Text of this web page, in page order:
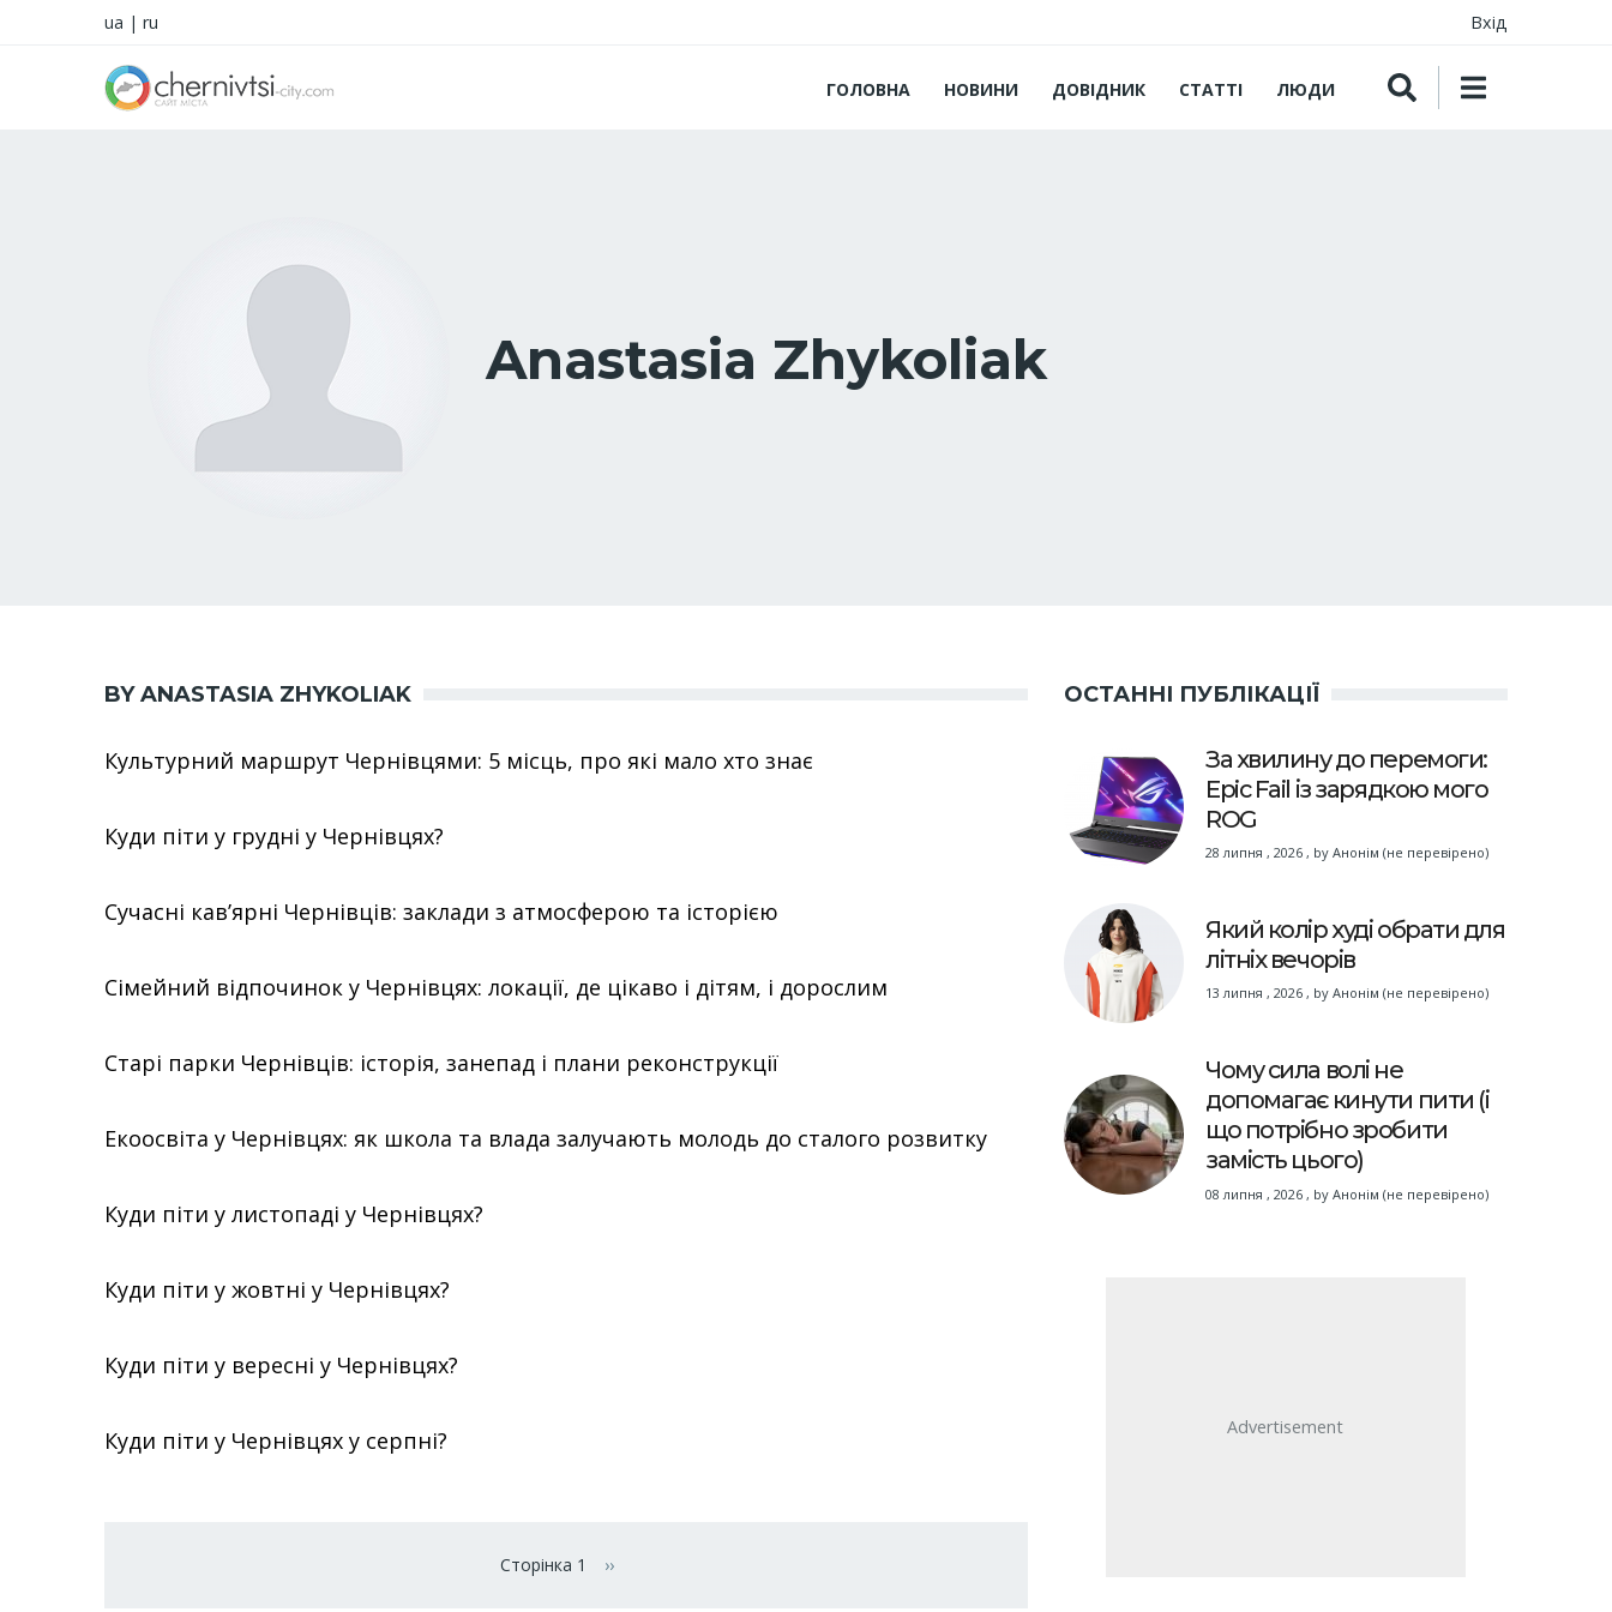
ua | ru Вхід
ГОЛОВНА НОВИНИ ДОВІДНИК СТАТТІ ЛЮДИ
Anastasia Zhykoliak
BY ANASTASIA ZHYKOLIAK
Культурний маршрут Чернівцями: 5 місць, про які мало хто знає
Куди піти у грудні у Чернівцях?
Сучасні кав’ярні Чернівців: заклади з атмосферою та історією
Сімейний відпочинок у Чернівцях: локації, де цікаво і дітям, і дорослим
Старі парки Чернівців: історія, занепад і плани реконструкції
Екоосвіта у Чернівцях: як школа та влада залучають молодь до сталого розвитку
Куди піти у листопаді у Чернівцях?
Куди піти у жовтні у Чернівцях?
Куди піти у вересні у Чернівцях?
Куди піти у Чернівцях у серпні?
Сторінка 1 Наступна сторінка
››
ОСТАННІ ПУБЛІКАЦІЇ
За хвилину до перемоги:
Epic Fail із зарядкою мого
ROG
28 липня , 2026 , by Анонім (не перевірено)
Який колір худі обрати для
літніх вечорів
13 липня , 2026 , by Анонім (не перевірено)
Чому сила волі не
допомагає кинути пити (і
що потрібно зробити
замість цього)
08 липня , 2026 , by Анонім (не перевірено)
Advertisement